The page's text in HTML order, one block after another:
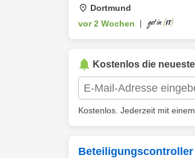
Dortmund
vor 2 Wochen
Kostenlos die
Kostenlos. Jederzeit mit
Beteiligungscontroller